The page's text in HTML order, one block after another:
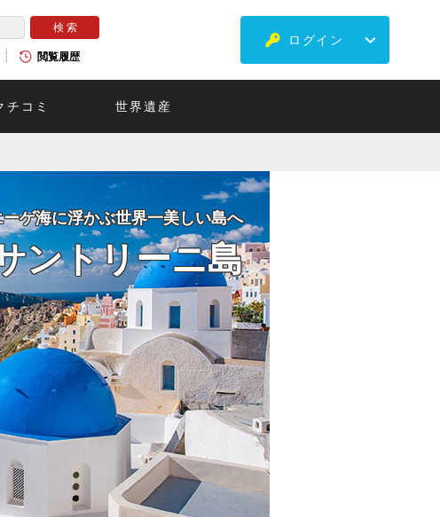
閲覧履歴
ログイン
チコミ 世界遺産
ーゲ海に浮かぶ世界一美しい島へ
ントリーニ島